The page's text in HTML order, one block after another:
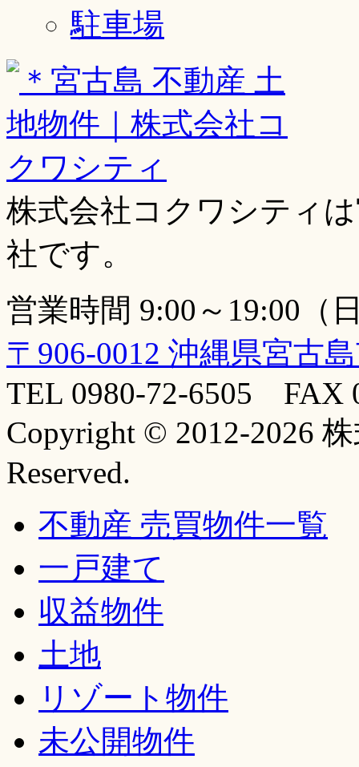
駐車場
株式会社コクワシティ
社です。
営業時間 9:00～19:00（
〒906-0012 沖縄県宮古
TEL 0980-72-6505 FAX
Copyright © 2012-2026
Reserved.
不動産 売買物件一覧
一戸建て
収益物件
土地
リゾート物件
未公開物件